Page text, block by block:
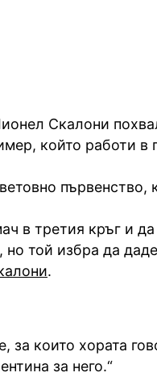
Скалони
който работи в
първенство,
в третия кръг и
но той избра да
.
за които хората
за него.“